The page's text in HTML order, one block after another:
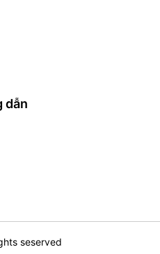
dẫn
seserved